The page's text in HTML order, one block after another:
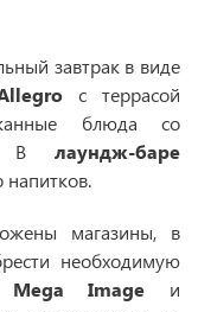
завтрак в виде
с террасой
блюда со
В лаундж-баре
магазины, в
необходимую
Mega Image и